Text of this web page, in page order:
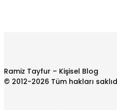
Ramiz Tayfur – Kişisel Blog
© 2012-2026 Tüm hakları